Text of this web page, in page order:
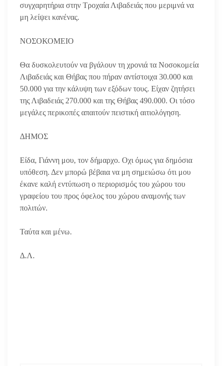
συγχαρητήρια στην Τροχαία Λιβαδειάς που μεριμνά να
μη λείψει κανένας.
ΝΟΣΟΚΟΜΕΙΟ
Θα δυσκολευτούν να βγάλουν τη χρονιά τα Νοσοκομεία
Λιβαδειάς και Θήβας που πήραν αντίστοιχα 30.000 και
50.000 για την κάλυψη των εξόδων τους. Είχαν ζητήσει
της Λιβαδειάς 270.000 και της Θήβας 490.000. Οι τόσο
μεγάλες περικοπές απαιτούν πειστική αιτιολόγηση.
ΔΗΜΟΣ
Είδα, Γιάννη μου, τον δήμαρχο. Οχι όμως για δημόσια
υπόθεση. Δεν μπορώ βέβαια να μη σημειώσω ότι μου
έκανε καλή εντύπωση ο περιορισμός του χώρου του
γραφείου του προς όφελος του χώρου αναμονής των
πολιτών.
Ταύτα και μένω.
Δ.Λ.